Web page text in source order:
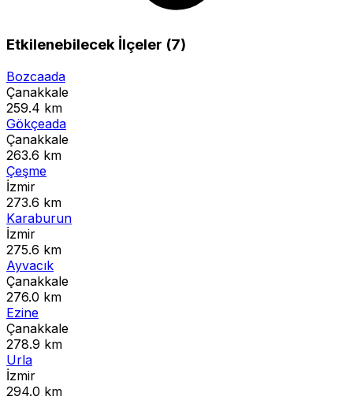
Etkilenebilecek İlçeler (7)
Bozcaada
Çanakkale
259.4 km
Gökçeada
Çanakkale
263.6 km
Çeşme
İzmir
273.6 km
Karaburun
İzmir
275.6 km
Ayvacık
Çanakkale
276.0 km
Ezine
Çanakkale
278.9 km
Urla
İzmir
294.0 km